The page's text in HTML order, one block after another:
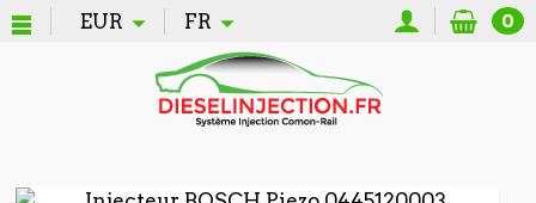
EUR FR 0